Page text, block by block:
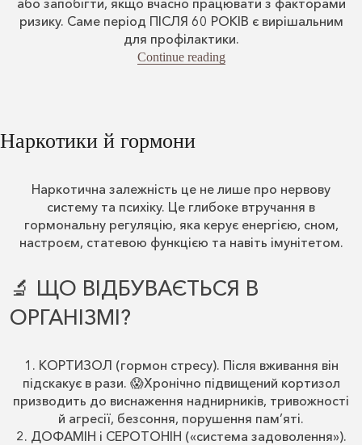
ризику. Саме період ПІСЛЯ 60 РОКІВ є вирішальним
для профілактики.
Continue reading“Деменція”
Наркотики й гормони
Наркотична залежність це не лише про нервову
систему та психіку. Це глибоке втручання в
гормональну регуляцію, яка керує енергією, сном,
настроєм, статевою функцією та навіть імунітетом.
🔬 ЩО ВІДБУВАЄТЬСЯ В
ОРГАНІЗМІ?
1. КОРТИЗОЛ (гормон стресу). Після вживання він
підскакує в рази. 😱Хронічно підвищений кортизол
призводить до виснаження наднирників, тривожності
й агресії, безсоння, порушення пам’яті.
2. ДОФАМІН і СЕРОТОНІН («система задоволення»).